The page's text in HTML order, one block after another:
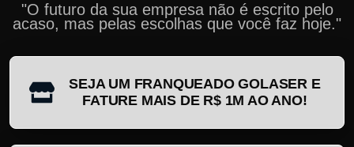
"O futuro da sua empresa não é escrito pelo
acaso, mas pelas escolhas que você faz hoje."
SEJA UM FRANQUEADO GOLASER E
FATURE MAIS DE R$ 1M AO ANO!